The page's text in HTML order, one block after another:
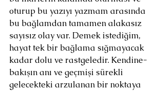
oturup bu yazıyı yazmam arasında
bu bağlamdan tamamen alakasız
sayısız olay var. Demek istediğim,
hayat tek bir bağlama sığmayacak
kadar dolu ve rastgeledir. Kendine-
bakışın anı ve geçmişi sürekli
gelecekteki arzulanan bir noktaya